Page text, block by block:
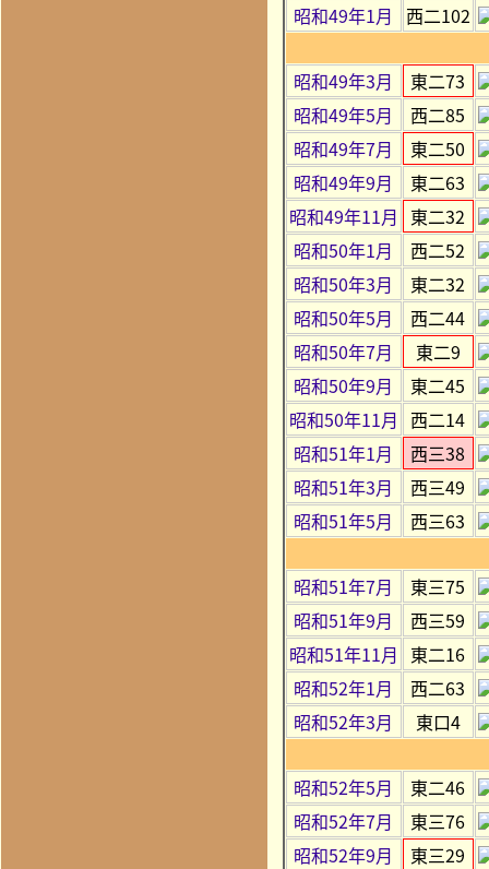
昭和49年1月
西二102
昭和49年3月
東二73
昭和49年5月
西二85
昭和49年7月
東二50
昭和49年9月
東二63
昭和49年11月 東二32
昭和50年1月
西二52
昭和50年3月
東二32
昭和50年5月
西二44
昭和50年7月
東二9
昭和50年9月
東二45
昭和50年11月 西二14
昭和51年1月
西三38
昭和51年3月
西三49
昭和51年5月
西三63
昭和51年7月
東三75
昭和51年9月
西三59
昭和51年11月 東二16
昭和52年1月
西二63
昭和52年3月
東口4
昭和52年5月
東二46
昭和52年7月
東三76
昭和52年9月
東三29